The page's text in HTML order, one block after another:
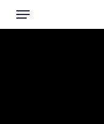
Menu